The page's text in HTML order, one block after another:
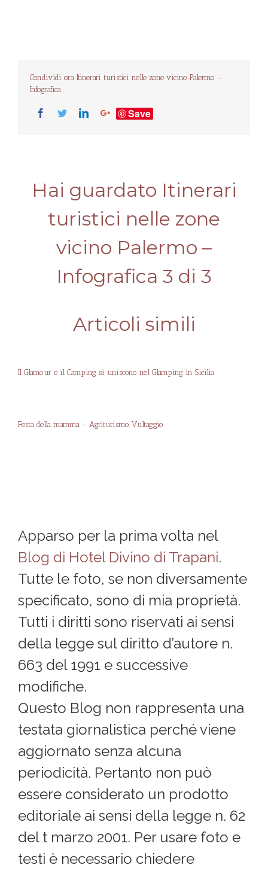
Condividi ora Itinerari turistici nelle zone vicino Palermo -
Infografica
Save
Hai guardato Itinerari
turistici nelle zone
vicino Palermo –
Infografica 3 di 3
Articoli simili
Il Glamour e il Camping si uniscono nel Glamping in Sicilia
Festa della mamma – Agriturismo Vultaggio
Apparso per la prima volta nel
Blog di Hotel Divino di Trapani.
Tutte le foto, se non diversamente
specificato, sono di mia proprietà.
Tutti i diritti sono riservati ai sensi
della legge sul diritto d’autore n.
663 del 1991 e successive
modifiche.
Questo Blog non rappresenta una
testata giornalistica perché viene
aggiornato senza alcuna
periodicità. Pertanto non può
essere considerato un prodotto
editoriale ai sensi della legge n. 62
del t marzo 2001. Per usare foto e
testi è necessario chiedere